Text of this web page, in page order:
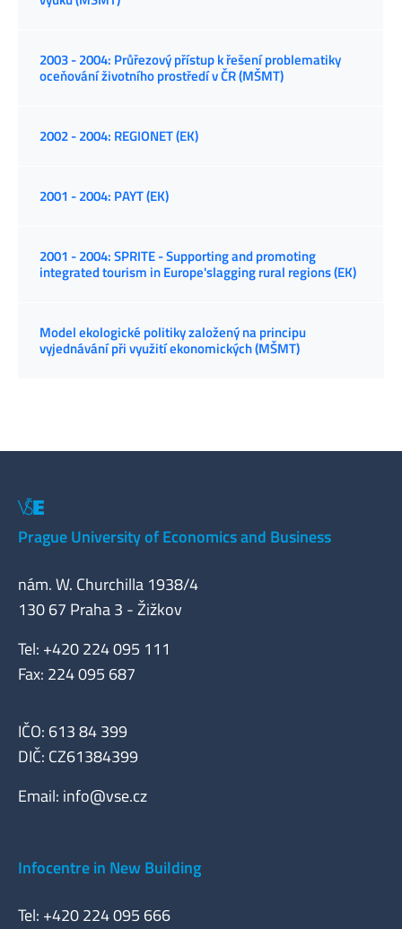
2003 - 2004: Průřezový přístup k řešení problematiky
oceňování životního prostředí v ČR (MŠMT)
2002 - 2004: REGIONET (EK)
2001 - 2004: PAYT (EK)
2001 - 2004: SPRITE - Supporting and promoting
integrated tourism in Europe'slagging rural regions (EK)
Model ekologické politiky založený na principu
vyjednávání při využití ekonomických (MŠMT)
Prague University of Economics and Business
nám. W. Churchilla 1938/4
130 67 Praha 3 - Žižkov
Tel: +420 224 095 111
Fax: 224 095 687
IČO: 613 84 399
DIČ: CZ61384399
Email: info@vse.cz
Infocentre in New Building
Tel: +420 224 095 666